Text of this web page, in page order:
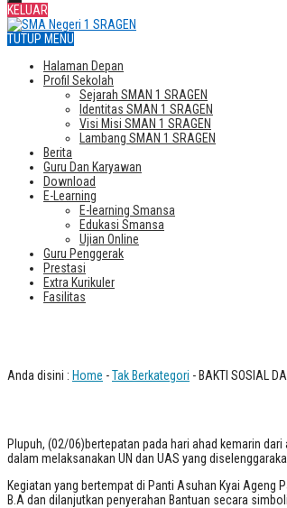
KELUAR
TUTUP MENU
Halaman Depan
Profil Sekolah
Sejarah SMAN 1 SRAGEN
Identitas SMAN 1 SRAGEN
Visi Misi SMAN 1 SRAGEN
Lambang SMAN 1 SRAGEN
Berita
Guru Dan Karyawan
Download
E-Learning
E-learning Smansa
Edukasi Smansa
Ujian Online
Guru Penggerak
Prestasi
Extra Kurikuler
Fasilitas
Anda disini : Home -Tak Berkategori - BAKTI SOSIAL
Plupuh, (02/06)bertepatan pada hari ahad kemarin
dalam melaksanakan UN dan UAS yang
Kegiatan yang bertempat di Panti Asuhan Kyai Ageng
B.A dan dilanjutkan penyerahan Bantuan secara